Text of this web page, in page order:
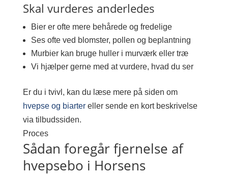
Skal vurderes anderledes
Bier er ofte mere behårede og fredelige
Ses ofte ved blomster, pollen og beplantning
Murbier kan bruge huller i murværk eller træ
Vi hjælper gerne med at vurdere, hvad du ser
Er du i tvivl, kan du læse mere på siden om
hvepse og biartereller sende en kort beskrivelse
via tilbudssiden.
Proces
Sådan foregår fjernelse af
hvepsebo i Horsens